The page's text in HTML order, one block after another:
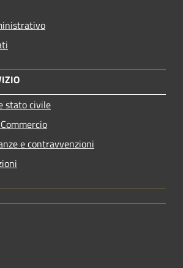
stato civile
e contravvenzioni